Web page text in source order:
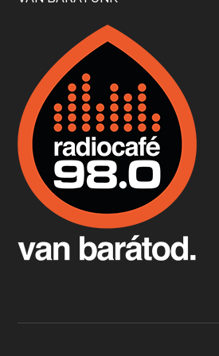
Boston, teadélután, bab és
Apr 9, 2026 • 00:37:17
Fermentáljunk, a testünk
Apr 3, 2026 • 00:36:07